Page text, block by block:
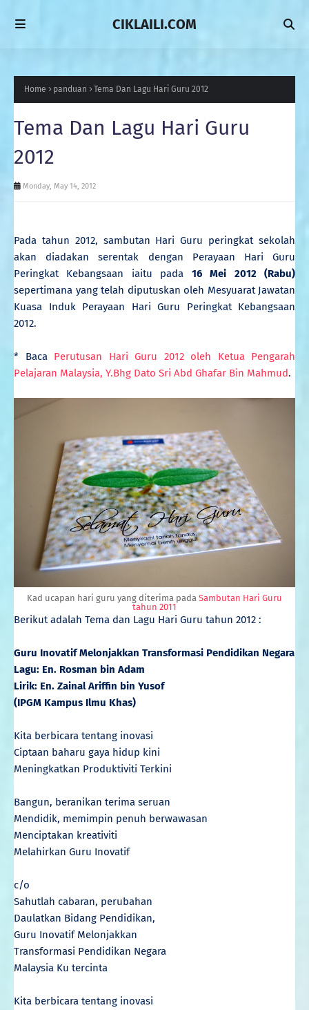
CIKLAILI.COM
Home panduan Tema Dan Lagu Hari Guru 2012
Tema Dan Lagu Hari Guru
2012
Monday, May 14, 2012
Pada tahun 2012, sambutan Hari Guru peringkat sekolah
akan diadakan serentak dengan Perayaan Hari Guru
Peringkat Kebangsaan iaitu pada 16 Mei 2012 (Rabu)
sepertimana yang telah diputuskan oleh Mesyuarat Jawatan
Kuasa Induk Perayaan Hari Guru Peringkat Kebangsaan
2012.
* Baca Perutusan Hari Guru 2012 oleh Ketua Pengarah
Pelajaran Malaysia, Y.Bhg Dato Sri Abd Ghafar Bin Mahmud.
Kad ucapan hari guru yang diterima pada Sambutan Hari Guru
tahun 2011
Berikut adalah Tema dan Lagu Hari Guru tahun 2012 :
Guru Inovatif Melonjakkan Transformasi Pendidikan Negara
Lagu: En. Rosman bin Adam
Lirik: En. Zainal Ariffin bin Yusof
(IPGM Kampus Ilmu Khas)
Kita berbicara tentang inovasi
Ciptaan baharu gaya hidup kini
Meningkatkan Produktiviti Terkini
Bangun, beranikan terima seruan
Mendidik, memimpin penuh berwawasan
Menciptakan kreativiti
Melahirkan Guru Inovatif
c/o
Sahutlah cabaran, perubahan
Daulatkan Bidang Pendidikan,
Guru Inovatif Melonjakkan
Transformasi Pendidikan Negara
Malaysia Ku tercinta
Kita berbicara tentang inovasi